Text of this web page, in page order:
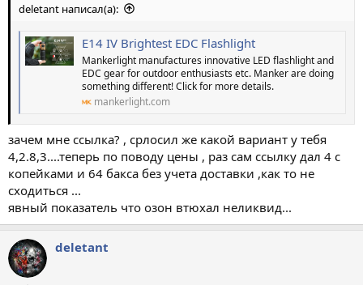
deletant написал(а):
E14 IV Brightest EDC Flashlight
Mankerlight manufactures innovative LED flashlight and
EDC gear for outdoor enthusiasts etc. Manker are doing
something different! Click for more details.
mankerlight.com
зачем мне ссылка? , срлосил же какой вариант у тебя
4,2.8,3....теперь по поводу цены , раз сам ссылку дал 4 с
копейками и 64 бакса без учета доставки ,как то не
сходиться ...
явный показатель что озон втюхал неликвид...
deletant